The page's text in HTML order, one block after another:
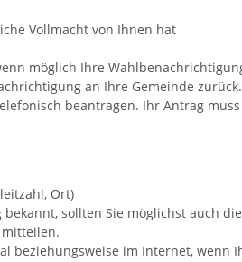
Vollmacht von Ihnen hat
möglich Ihre
an Ihre Gemeinde
beantragen. Ihr Antrag
Ort)
sollten Sie möglichst auch
beziehungsweise im Internet, wenn